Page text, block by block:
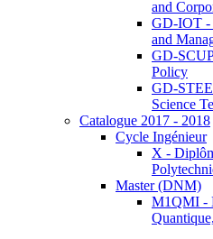
and
GD-IOT -
and
GD-
Policy
GD-
Science
Catalogue 2017 - 2018
Cycle Ingénieur
X -
Master (DNM)
M1QMI -